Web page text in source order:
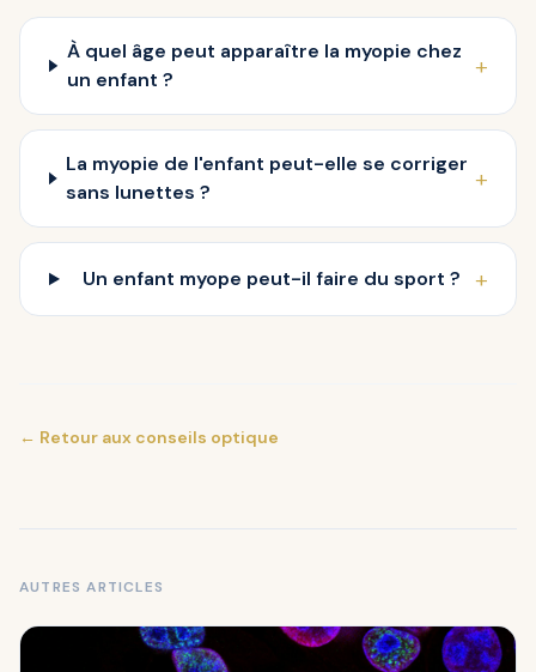
À quel âge peut apparaître la myopie chez
un enfant ?
+
La myopie de l'enfant peut-elle se corriger
sans lunettes ?
+
Un enfant myope peut-il faire du sport ? +
← Retour aux conseils optique
AUTRES ARTICLES